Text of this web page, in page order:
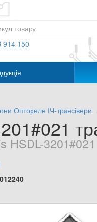
914 150
Оптореле ІЧ-трансівери
HSDL-